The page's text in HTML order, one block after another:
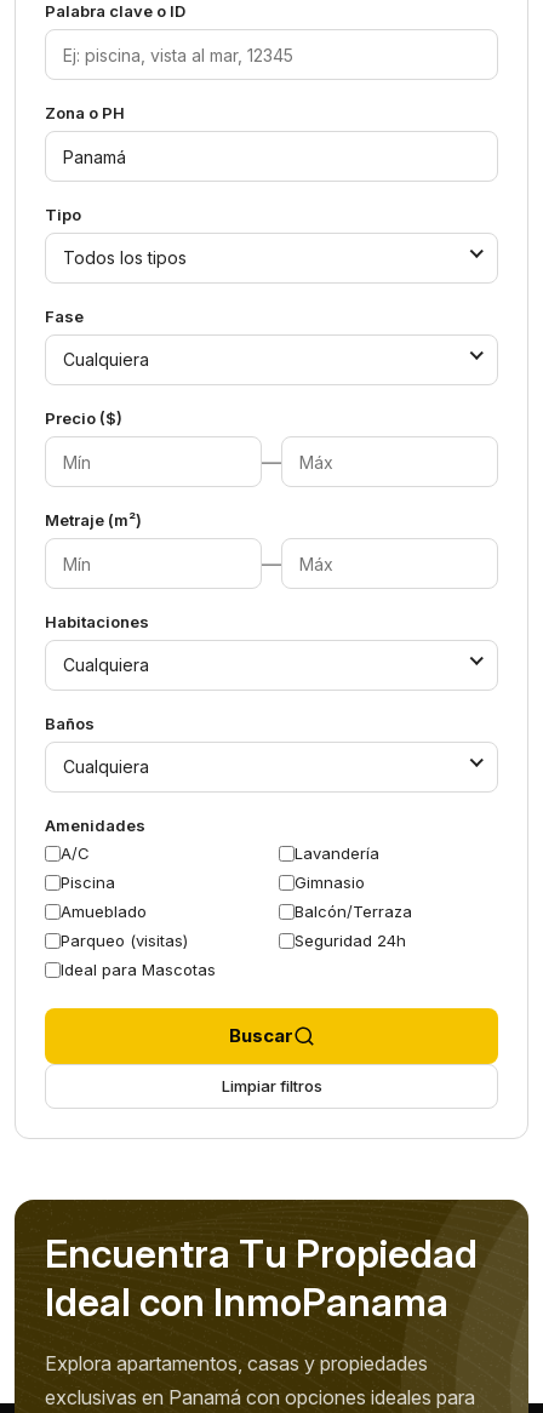
Palabra clave o ID
Zona o PH
Tipo
Todos los tipos
Fase
Cualquiera
Precio ($)
—
Metraje (m²)
—
Habitaciones
Cualquiera
Baños
Cualquiera
Amenidades
A/C
Lavandería
Piscina
Gimnasio
Amueblado
Balcón/Terraza
Parqueo (visitas)
Seguridad 24h
Ideal para Mascotas
Buscar
Limpiar filtros
Encuentra Tu Propiedad
Ideal con InmoPanama
Explora apartamentos, casas y propiedades
exclusivas en Panamá con opciones ideales para